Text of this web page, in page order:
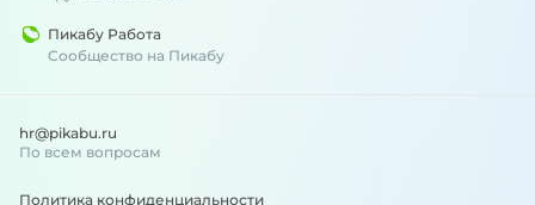
Пикабу Работа
Сообщество на Пикабу
hr@pikabu.ru
По всем вопросам
Политика конфиденциальности